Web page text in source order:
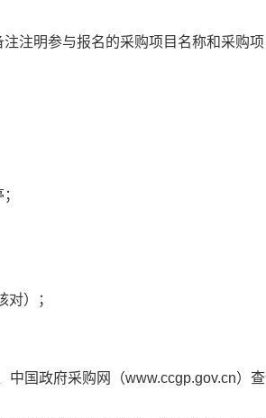
注明参与报名的采购项目名称和采购
）；
中国政府采购网（www.ccgp.gov.cn）